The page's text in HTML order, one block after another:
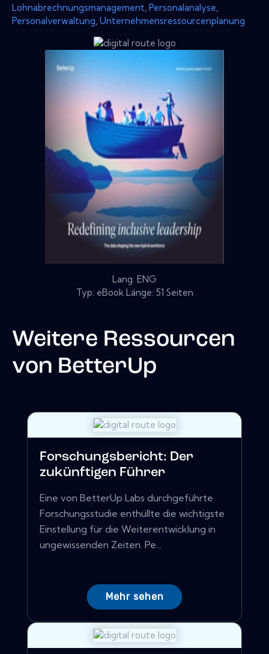
Lohnabrechnungsmanagement Personalanalyse
Personalverwaltung Unternehmensressourcenplanung
Lang: ENG
Typ: eBook Länge: 51 Seiten
Weitere Ressourcen
von BetterUp
Forschungsbericht: Der
zukünftigen Führer
Eine von BetterUp Labs durchgeführte
Forschungsstudie enthüllte die wichtigste
Einstellung für die Weiterentwicklung in
ungewissenden Zeiten. Pe...
Mehr sehen